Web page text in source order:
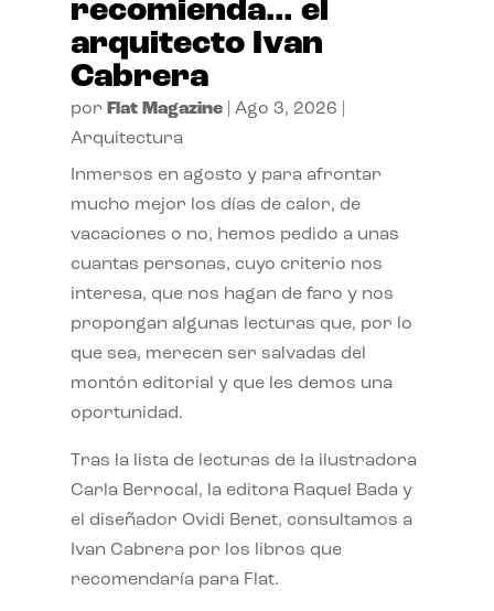
recomienda… el
arquitecto Ivan
Cabrera
por Flat Magazine| Ago 3, 2026
Arquitectura
Inmersos en agosto y para afrontar
mucho mejor los días de calor, de
vacaciones o no, hemos pedido a unas
cuantas personas, cuyo criterio nos
interesa, que nos hagan de faro y nos
propongan algunas lecturas que, por lo
que sea, merecen ser salvadas del
montón editorial y que les demos una
oportunidad.
Tras la lista de lecturas de la ilustradora
Carla Berrocal, la editora Raquel Bada y
el diseñador Ovidi Benet, consultamos a
Ivan Cabrera por los libros que
recomendaría para Flat.